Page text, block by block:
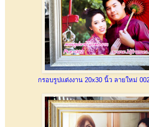
กรอบรูปแต่งงาน 20x30 นิ้ว ลายใหม่